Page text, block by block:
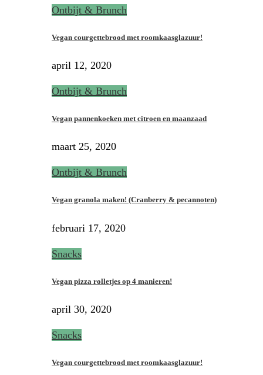
Ontbijt & Brunch
Vegan courgettebrood met roomkaasglazuur!
april 12, 2020
Ontbijt & Brunch
Vegan pannenkoeken met citroen en maanzaad
maart 25, 2020
Ontbijt & Brunch
Vegan granola maken! (Cranberry & pecannoten)
februari 17, 2020
Snacks
Vegan pizza rolletjes op 4 manieren!
april 30, 2020
Snacks
Vegan courgettebrood met roomkaasglazuur!